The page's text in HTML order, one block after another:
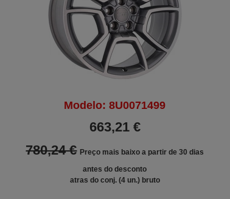
Modelo: 8U0071499
780,24 € Preço mais baixo a partir de 30 dias
antes do desconto
663,21 €
atras do conj. (4 un.) bruto